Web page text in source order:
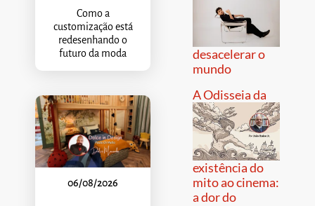
Como a
customização está
redesenhando o
futuro da moda
06/08/2026
desacelerar o
mundo
A Odisseia da
existência do
mito ao cinema:
a dor do